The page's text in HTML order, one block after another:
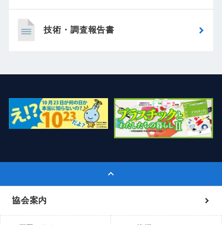
技術・調査報告書
協会案内